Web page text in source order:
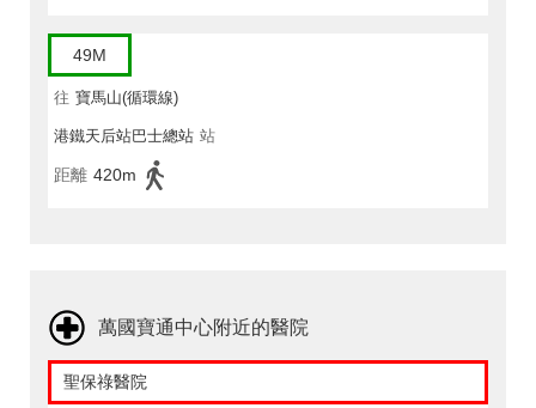
49M
往 寶馬山(循環線)
港鐵天后站巴士總站 站
距離 420m
萬國寶通中心附近的醫院
聖保祿醫院